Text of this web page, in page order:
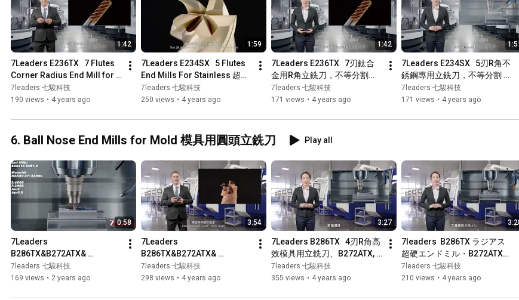
1:42
7Leaders E236TX   7 Flutes
Corner Radius End Mill for
Titanium 超微粒鎢鋼鈦合金用
R角立銑刀 不等分割刃，使用
7leaders 七駿科技
190 views • 4 years ago
1:59
7Leaders E234SX   5 Flutes
End Mills For Stainless 超微
粒鎢鋼R角不銹鋼用立銑刀, 刀
口鋒利，切削不沾屑
7leaders 七駿科技
250 views • 4 years ago
1:42
7Leaders E236TX   7刃鈦合
金用R角立銑刀，不等分割
刃，可減少震動，延長壽命及
提高工件表面質量
7leaders 七駿科技
171 views • 4 years ago
7Leaders E234SX   5刃R角不
銹鋼專用立銑刀，不等分割 不
等螺旋，刀口鋒利，切削不沾
屑
7leaders 七駿科技
171 views • 4 years ago
6. Ball Nose End Mills for Mold 模具用圓頭立銑刀 Play all
0:58
7Leaders
B286TX&B272ATX&
B273ATX Ball Nose End
Mills, 超微粒鎢鋼模具用立銑
7leaders 七駿科技
169 views • 2 years ago
3:54
7Leaders
B286TX&B272ATX&
B273ATX   Ball Nose End
Mills, 超微粒鎢鋼模具用立銑
7leaders 七駿科技
298 views • 4 years ago
3:27
7Leaders B286TX   4刃R角高
效模具用立銑刀、B272ATX,
B273ATX 2刃圓頭立銑刀、
5μm 超高精度
7leaders 七駿科技
355 views • 4 years ago
7leaders  B286TX ラジアス
超硬エンドミル・B272ATX
B273ATX ボールエンドミ
ル・5μmラジアス精度
7leaders 七駿科技
210 views • 4 years ago